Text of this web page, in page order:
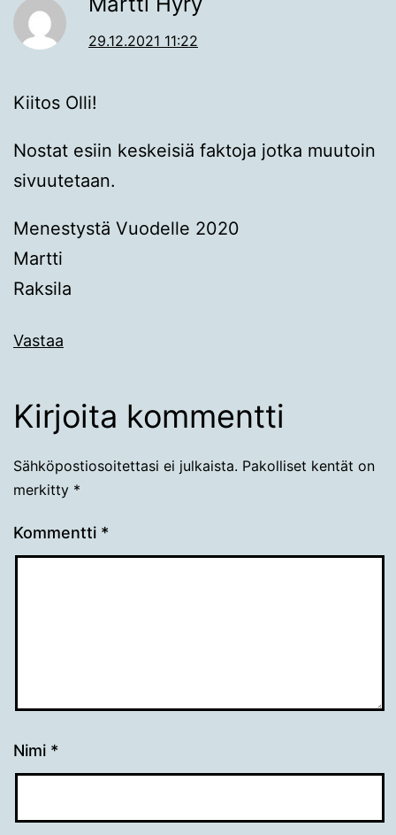
29.12.2021 11:22
Kiitos Olli!
Nostat esiin keskeisiä faktoja jotka muutoin
sivuutetaan.
Menestystä Vuodelle 2020
Martti
Raksila
Vastaa
Kirjoita kommentti
Sähköpostiosoitettasi ei julkaista. Pakolliset kentät on
merkitty *
Kommentti *
Nimi *